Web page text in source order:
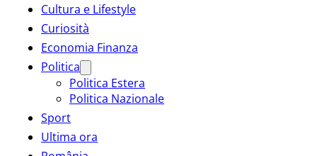
Cultura e Lifestyle
Curiosità
Economia Finanza
Politica
Politica Estera
Politica Nazionale
Sport
Ultima ora